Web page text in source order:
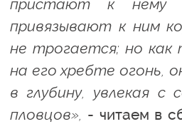
пристают к нему
привязывают к ним
не трогается; но как
на его хребте огонь,
в глубину, увлекая с
пловцов», - читаем в